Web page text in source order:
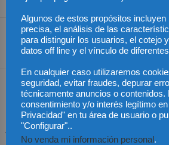
Share
Artículo anterior
Ley Segunda Oportunidad:
Gestiones a realizar por el
Juzgado
Algunos de estos propósitos incluyen
precisa, el análisis de las
para distinguir los usuarios, el cotejo
datos off line y el vínculo de
En cualquier caso utilizaremos
seguridad, evitar fraudes, depurar
técnicamente anuncios o contenidos.
consentimiento y/o interés legítimo
Privacidad" en tu área de usuario o
"Configurar"..
No venda mi información personal.